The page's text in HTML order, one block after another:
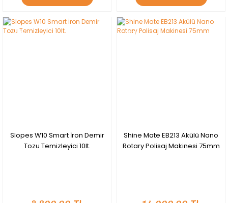
YENİ
Slopes W10 Smart İron Demir
Tozu Temizleyici 10lt.
YENİ
Shine Mate EB213 Akülü Nano
Rotary Polisaj Makinesi 75mm